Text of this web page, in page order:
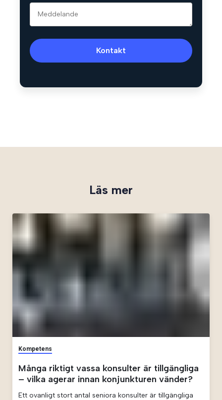
Kontakt
Läs mer
Kompetens
Många riktigt vassa konsulter är tillgängliga
– vilka agerar innan konjunkturen vänder?
Ett ovanligt stort antal seniora konsulter är tillgängliga